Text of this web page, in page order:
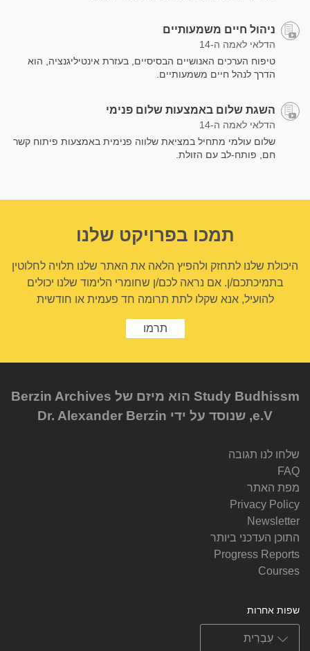
ניהול חיים משמעותיים
הדלאי לאמה ה-14
טיפוח הערכים האנושיים הבסיסיים, בעזרת אינטיליגנציה, הוא
הדרך לנהל חיים משמעותיים.
השגת שלום באמצעות שלום פנימי
הדלאי לאמה ה-14
שלום עולמי מתחיל במציאת שלווה פנימית באמצעות פיתוח קשר
חם, פותח-לב עם הזולת.
תמכו בפרויקט שלנו
היכולת שלנו לתחזק ולהפיץ הלאה את האתר שלנו תלויה לחלוטין
בתמיכתכם/ן. אם נראה לכם/ן שחומרי הלימוד שלנו יכולים
להועיל, אנא שקלו לתת תרומה חד פעמית או חודשית
תרמו
Study Budhissm הוא מיזם של Berzin Archives
e.V, שנוסד על ידי Dr. Alexander Berzin
שלחו לנו תגובה
FAQ
מפת האתר
Privacy Policy
Newsletter
התוכן העדכני ביותר
Progress Reports
Courses
שפות אחרות